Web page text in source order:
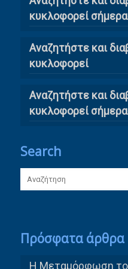
κυκλοφορεί
Αναζητήστε και
κυκλοφορεί
Αναζητήστε και
κυκλοφορεί
Search
Πρόσφατα άρθρα
Η Μεταμόρφωση